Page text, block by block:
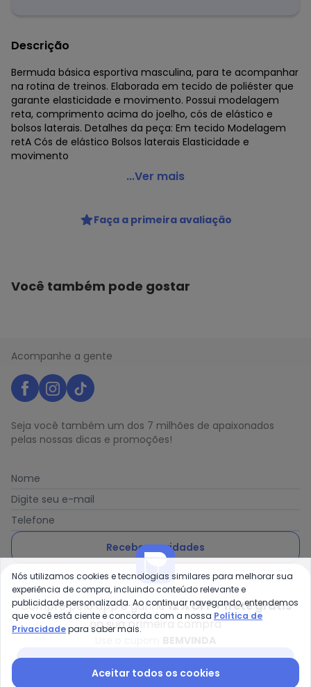
Descrição
Bermuda básica esportiva masculina, para te acompanhar
na rotina de treinos. Elaborada em tecido de poliéster que
garante elasticidade e movimento. Possui modelagem
reta, comprimento acima do joelho, cós de elástico e
bolsos laterais. Detalhes da peça: Em tecido Modelagem
retA Cós de elástico Bolsos laterais Elasticidade e
movimento
Hering - Bermuda Basica Esportiva Masculina Azul
...Ver mais
Faça a primeira avaliação
Você também pode gostar
Acompanhe a gente
Seja você também um dos 7 milhões de apaixonados
pelas nossas dicas e promoções!
Nome
Digite seu e-mail
Telefone
Receber novidades
Ao enviar o cadastro, você concorda com a nossa Política
de Privacidade
Posthaus é uma marca da Posthaus Ltda / CNPJ:
80.462.138/0001-41
Compre pelo app e ganhe12% OFF + frete grátis
na sua primeira compra
Nós utilizamos cookies e tecnologias similares para melhorar sua
experiência de compra, incluindo conteúdo relevante e
publicidade personalizada. Ao continuar navegando, entendemos
que você está ciente e concorda com a nossa Política de
Privacidadepara saber mais.
Aceitar todos os cookies